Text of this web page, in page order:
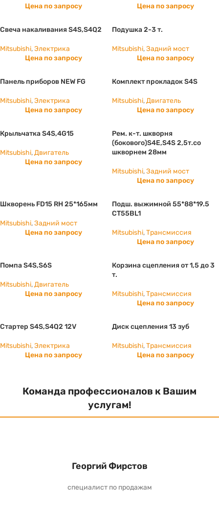
Цена по запросу
Цена по запросу
Свеча накаливания S4S,S4Q2
Mitsubishi,Электрика
Цена по запросу
Подушка 2-3 т.
Mitsubishi,Задний мост
Цена по запросу
Панель приборов NEW FG
Mitsubishi,Электрика
Цена по запросу
Комплект прокладок S4S
Mitsubishi,Двигатель
Цена по запросу
Крыльчатка S4S,4G15
Mitsubishi,Двигатель
Цена по запросу
Рем. к-т. шкворня
(бокового)S4E,S4S 2,5т.со
шкворнем 28мм
Mitsubishi,Задний мост
Цена по запросу
Шкворень FD15 RH 25*165мм
Mitsubishi,Задний мост
Цена по запросу
Подш. выжимной 55*88*19.5
CT55BL1
Mitsubishi,Трансмиссия
Цена по запросу
Помпа S4S,S6S
Mitsubishi,Двигатель
Цена по запросу
Корзина сцепления от 1,5 до 3
т.
Mitsubishi,Трансмиссия
Цена по запросу
Стартер S4S,S4Q2 12V
Mitsubishi,Электрика
Цена по запросу
Диск сцепления 13 зуб
Mitsubishi,Трансмиссия
Цена по запросу
Команда профессионалов к Вашим
услугам!
Георгий Фирстов
специалист по продажам